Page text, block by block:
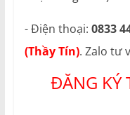
- Điện thoại: 0833
(Thầy Tín). Zalo tư
ĐĂNG KÝ